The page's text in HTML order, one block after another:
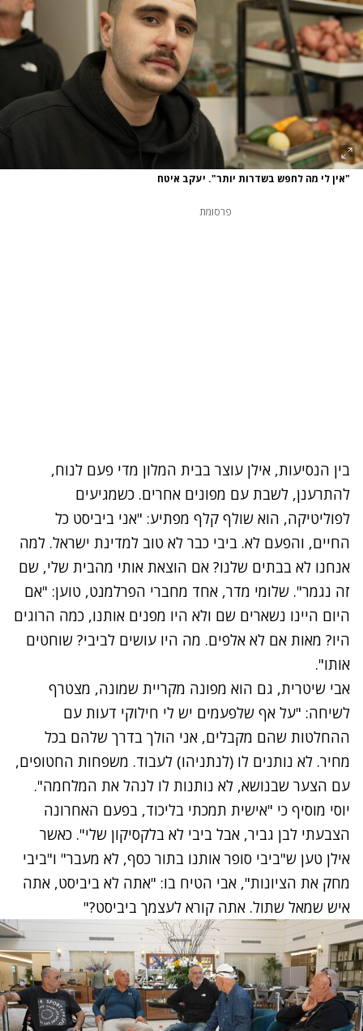
"אין לי מה לחפש בשדרות יותר". יעקב איטח
פרסומת
בין הנסיעות, אילן עוצר בבית המלון מדי פעם לנוח,
להתרענן, לשבת עם מפונים אחרים. כשמגיעים
לפוליטיקה, הוא שולף קלף מפתיע: "אני ביביסט כל
החיים, והפעם לא. ביבי כבר לא טוב למדינת ישראל. למה
אנחנו לא בבתים שלנו? אם הוצאת אותי מהבית שלי, שם
זה נגמר". שלומי מדר, אחד מחברי הפרלמנט, טוען: "אם
היום היינו נשארים שם ולא היו מפנים אותנו, כמה הרוגים
היו? מאות אם לא אלפים. מה היו עושים לביבי? שוחטים
אותו".
אבי שיטרית, גם הוא מפונה מקריית שמונה, מצטרף
לשיחה: "על אף שלפעמים יש לי חילוקי דעות עם
ההחלטות שהם מקבלים, אני הולך בדרך שלהם בכל
מחיר. לא נותנים לו (לנתניהו) לעבוד. משפחות החטופים,
עם הצער שבנושא, לא נותנות לו לנהל את המלחמה".
יוסי מוסיף כי "אישית תמכתי בליכוד, בפעם האחרונה
הצבעתי לבן גביר, אבל ביבי לא בלקסיקון שלי". כאשר
אילן טען ש"ביבי סופר אותנו בתור כסף, לא מעבר" ו"ביבי
מחק את הציונות", אבי הטיח בו: "אתה לא ביביסט, אתה
איש שמאל שתול. אתה קורא לעצמך ביביסט?"